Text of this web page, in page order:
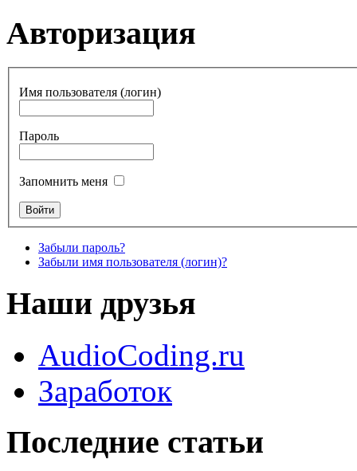
Авторизация
Имя пользователя (логин)
Пароль
Запомнить меня
Забыли пароль?
Забыли имя пользователя (логин)?
Наши друзья
AudioCoding.ru
Заработок
Последние статьи